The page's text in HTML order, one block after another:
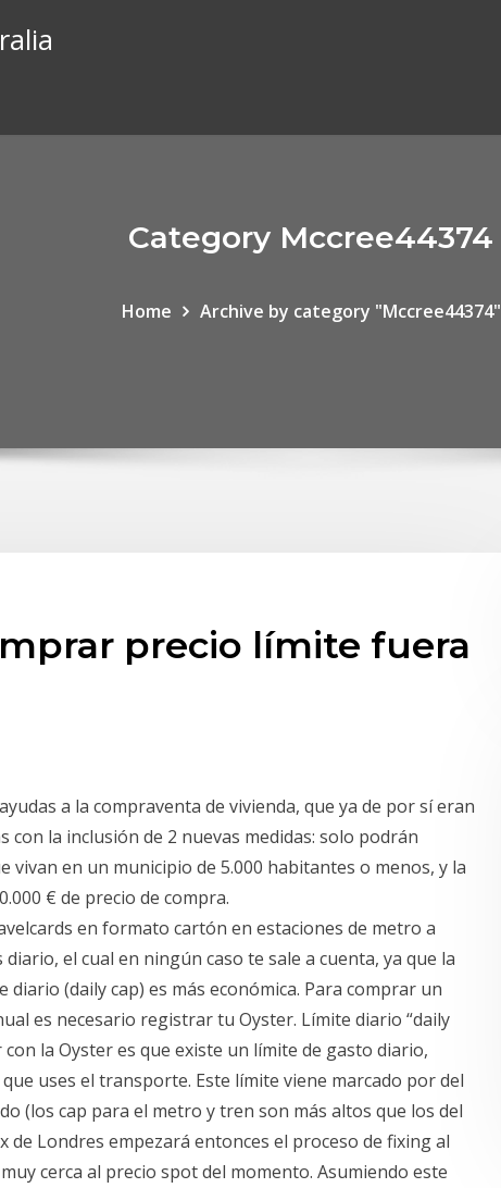
Category Mccree44374
Home Archive by category "Mccree44374"
precio límite fuera
a la compraventa de vivienda, que ya de por sí eran
la inclusión de 2 nuevas medidas: solo podrán
vivan en un municipio de 5.000 habitantes o menos, y la
€ de precio de compra.
en formato cartón en estaciones de metro a
el cual en ningún caso te sale a cuenta, ya que la
(daily cap) es más económica. Para comprar un
es necesario registrar tu Oyster. Límite diario “daily
con la Oyster es que existe un límite de gasto diario,
uses el transporte. Este límite viene marcado por del
(los cap para el metro y tren son más altos que los del
de Londres empezará entonces el proceso de fixing al
cerca al precio spot del momento. Asumiendo este